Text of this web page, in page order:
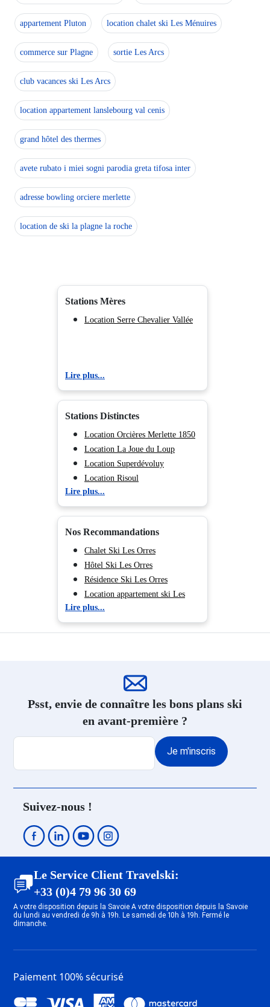
appartement Pluton location chalet ski Les Ménuires
commerce sur Plagne sortie Les Arcs
club vacances ski Les Arcs
location appartement lanslebourg val cenis
grand hôtel des thermes
avete rubato i miei sogni parodia greta tifosa inter
adresse bowling orciere merlette
location de ski la plagne la roche
Stations Mères
Location Serre Chevalier Vallée
Lire plus...
Stations Distinctes
Location Orcières Merlette 1850
Location La Joue du Loup
Location Superdévoluy
Location Risoul
Location Vars
Location Serre Chevalier 1500 -
Location Serre Chevalier 1200 -
Briançon
Location Serre Chevalier 1400 -
Villeneuve
Location Serre Chevalier 1350 -
Chantemerle
Location Isola 2000
Location Montgenèvre
Lire plus...
Nos Recommandations
Chalet Ski Les Orres
Hôtel Ski Les Orres
Résidence Ski Les Orres
Location appartement ski Les
Orres
Lire plus...
Psst, envie de connaître les bons plans ski
en avant-première ?
Je m'inscris
Suivez-nous !
Le Service Client Travelski:
+33 (0)4 79 96 30 69
A votre disposition depuis la Savoie A votre disposition depuis la Savoie
du lundi au vendredi de 9h à 19h. Le samedi de 10h à 19h. Fermé le
dimanche.
Paiement 100% sécurisé